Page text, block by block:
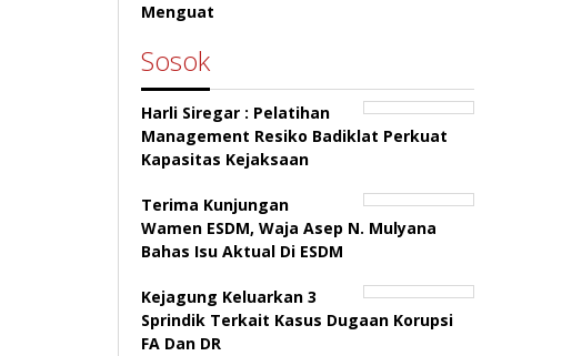
Menguat
Sosok
Harli Siregar : Pelatihan
Management Resiko Badiklat Perkuat
Kapasitas Kejaksaan
Terima Kunjungan
Wamen ESDM, Waja Asep N. Mulyana
Bahas Isu Aktual Di ESDM
Kejagung Keluarkan 3
Sprindik Terkait Kasus Dugaan Korupsi
FA Dan DR